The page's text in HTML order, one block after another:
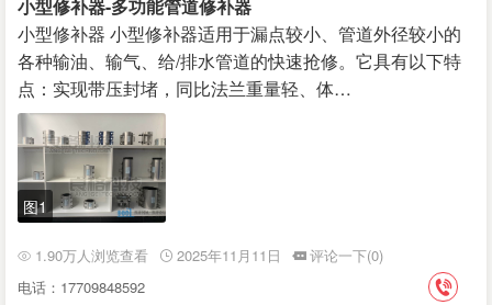
小型修补器-多功能管道修补器
小型修补器 小型修补器适用于漏点较小、管道外径较小的
各种输油、输气、给/排水管道的快速抢修。它具有以下特
点：实现带压封堵，同比法兰重量轻、体…
图1
1.90万人浏览查看 2025年11月11日
评论一下(0)
电话：17709848592